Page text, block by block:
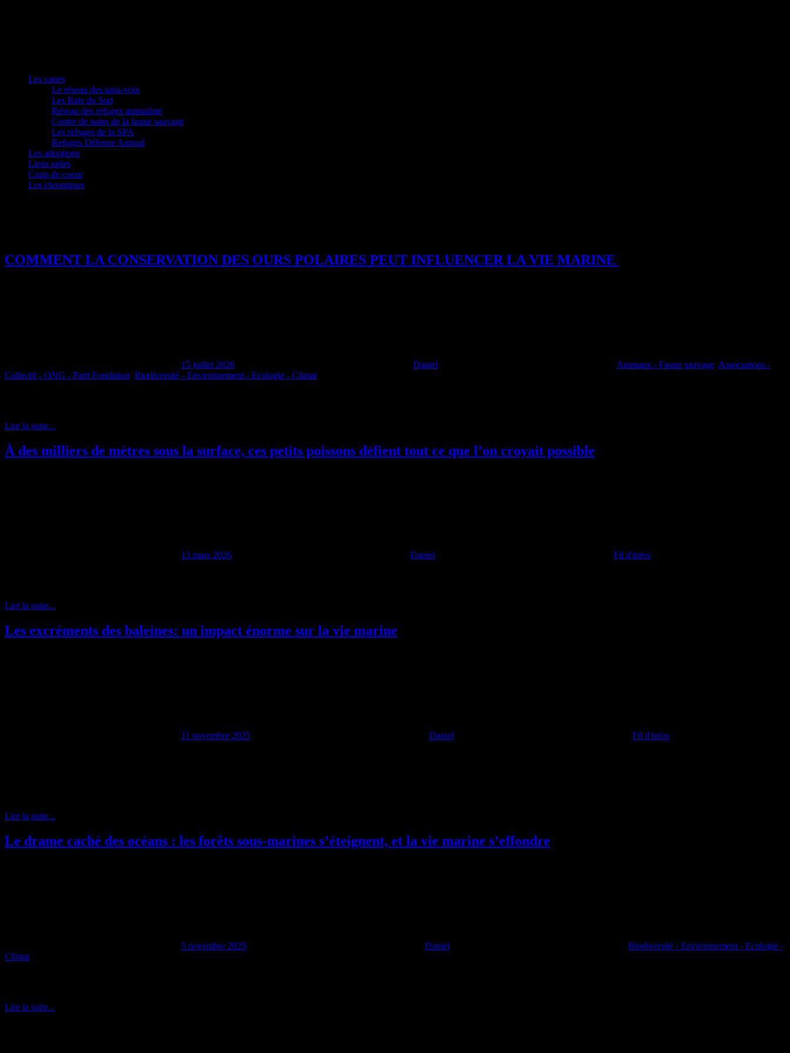
Les cartes
Le réseau des sans-voix
Les Rats du Sud
Réseau des refuges animaliste
Centre de soins de la faune sauvage
Les refuges de la SPA
Refuges Défense Animal
Les adoptions
Liens utiles
Coup de coeur
Les chroniques
COMMENT LA CONSERVATION DES OURS POLAIRES PEUT INFLUENCER LA VIE MARINE
15 juillet 2026 Daniel Animaux - Faune sauvage Associations -
Collectif - ONG - Parti Fondation Biodiversité - Environnement - Ecologie - Climat
Lire la suite...
À des milliers de mètres sous la surface, ces petits poissons défient tout ce que l’on croyait possible
13 mars 2026 Daniel
Fil d'infos
Lire la suite...
Les excréments des baleines: un impact énorme sur la vie marine
11 novembre 2025 Daniel Fil d'infos
Lire la suite...
Le drame caché des océans : les forêts sous-marines s’éteignent, et la vie marine s’effondre
5 novembre 2025 Daniel
Biodiversité - Environnement - Ecologie -
Climat
Lire la suite...